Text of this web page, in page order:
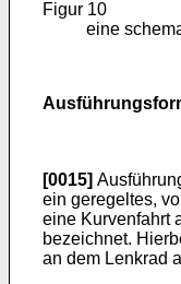
Figur 10
eine
[0015]
ein geregeltes,
eine Kurvenfahrt
bezeichnet.
an dem Lenkrad